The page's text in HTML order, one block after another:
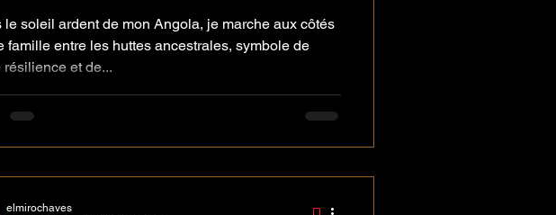
le soleil ardent de mon Angola, je marche aux côtés
famille entre les huttes ancestrales, symbole de
résilience et de...
elmirochaves